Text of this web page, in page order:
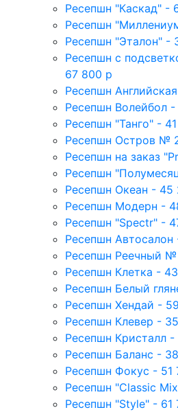
Ресепшн "Каскад" -
Ресепшн
Ресепшн "Эталон" -
Ресепшн с
67 800 р
Ресепшн
Ресепшн Волейбол
Ресепшн "Танго" -
Ресепшн Остров №
Ресепшн на заказ
Ресепшн
Ресепшн Океан - 45
Ресепшн Модерн -
Ресепшн "Spectr" -
Ресепшн
Ресепшн Реечный
Ресепшн Клетка -
Ресепшн Белый
Ресепшн Хендай -
Ресепшн Клевер -
Ресепшн Кристалл
Ресепшн Баланс -
Ресепшн Фокус - 51
Ресепшн "Classic
Ресепшн "Style" - 61